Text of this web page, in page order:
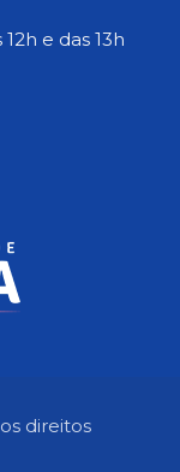
e das 13h
direitos